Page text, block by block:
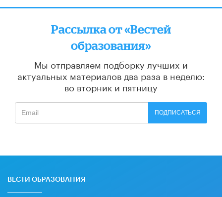
Рассылка от «Вестей
образования»
Мы отправляем подборку лучших и
актуальных материалов два раза в неделю:
во вторник и пятницу
ПОДПИСАТЬСЯ
ВЕСТИ ОБРАЗОВАНИЯ